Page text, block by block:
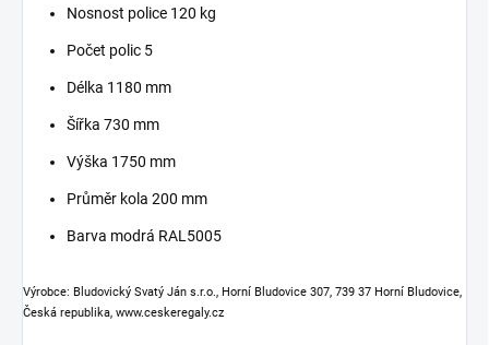
Nosnost police 120 kg
Počet polic 5
Délka 1180 mm
Šířka 730 mm
Výška 1750 mm
Průměr kola 200 mm
Barva modrá RAL5005
Výrobce: Bludovický Svatý Ján s.r.o., Horní Bludovice 307, 739 37 Horní Bludovice,
Česká republika, www.ceskeregaly.cz